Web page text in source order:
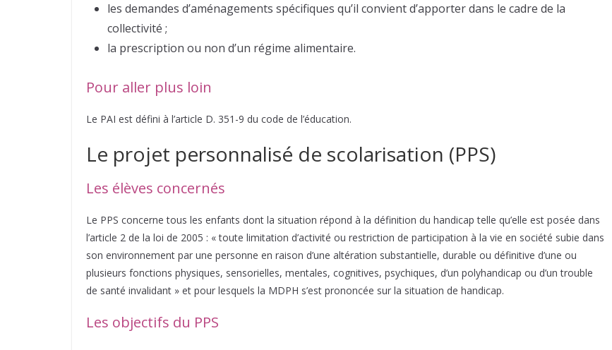
les demandes d’aménagements spécifiques qu’il convient d’apporter dans le cadre de la
collectivité ;
la prescription ou non d’un régime alimentaire.
Pour aller plus loin
Le PAI est défini à l’article D. 351-9 du code de l’éducation.
Le projet personnalisé de scolarisation (PPS)
Les élèves concernés
Le PPS concerne tous les enfants dont la situation répond à la définition du handicap telle qu’elle est posée dans
l’article 2 de la loi de 2005 : « toute limitation d’activité ou restriction de participation à la vie en société subie dans
son environnement par une personne en raison d’une altération substantielle, durable ou définitive d’une ou
plusieurs fonctions physiques, sensorielles, mentales, cognitives, psychiques, d’un polyhandicap ou d’un trouble
de santé invalidant » et pour lesquels la MDPH s’est prononcée sur la situation de handicap.
Les objectifs du PPS